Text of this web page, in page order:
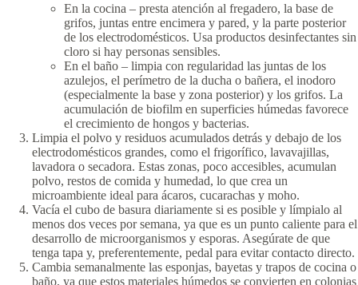
En la cocina – presta atención al fregadero, la base de
grifos, juntas entre encimera y pared, y la parte posterior
de los electrodomésticos. Usa productos desinfectantes sin
cloro si hay personas sensibles.
En el baño – limpia con regularidad las juntas de los
azulejos, el perímetro de la ducha o bañera, el inodoro
(especialmente la base y zona posterior) y los grifos. La
acumulación de biofilm en superficies húmedas favorece
el crecimiento de hongos y bacterias.
Limpia el polvo y residuos acumulados detrás y debajo de los
electrodomésticos grandes, como el frigorífico, lavavajillas,
lavadora o secadora. Estas zonas, poco accesibles, acumulan
polvo, restos de comida y humedad, lo que crea un
microambiente ideal para ácaros, cucarachas y moho.
Vacía el cubo de basura diariamente si es posible y límpialo al
menos dos veces por semana, ya que es un punto caliente para el
desarrollo de microorganismos y esporas. Asegúrate de que
tenga tapa y, preferentemente, pedal para evitar contacto directo.
Cambia semanalmente las esponjas, bayetas y trapos de cocina o
baño, ya que estos materiales húmedos se convierten en colonias